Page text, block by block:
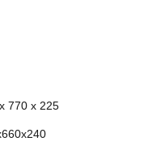
770 x 225